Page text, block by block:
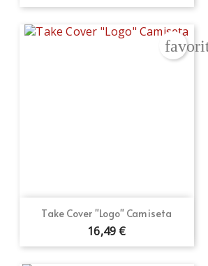
Take Cover "Logo" Camiseta
16,49 €